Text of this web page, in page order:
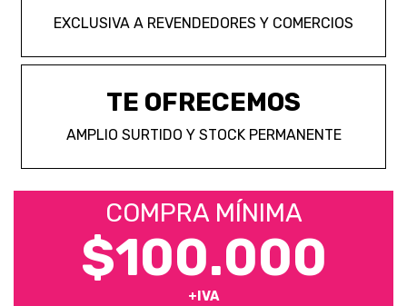
EXCLUSIVA A REVENDEDORES Y COMERCIOS
TE OFRECEMOS
AMPLIO SURTIDO Y STOCK PERMANENTE
COMPRA MÍNIMA
$100.000
+IVA